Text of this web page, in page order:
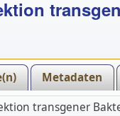
Metadaten
transgener